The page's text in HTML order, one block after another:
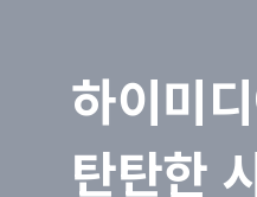
하이미
탄탄한